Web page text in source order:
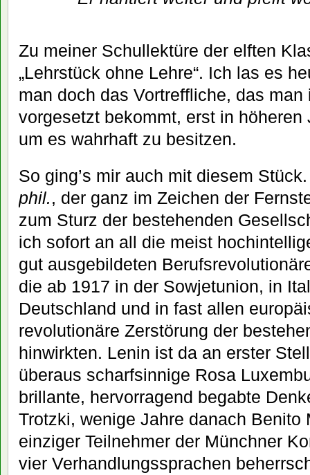
Zu meiner Schullektüre der elften
„Lehrstück ohne Lehre“. Ich las es
man doch das Vortreffliche, das man
vorgesetzt bekommt, erst in höheren
um es wahrhaft zu besitzen.
So ging’s mir auch mit diesem
phil., der ganz im Zeichen der
zum Sturz der bestehenden
ich sofort an all die meist
gut ausgebildeten
die ab 1917 in der Sowjetunion, in
Deutschland und in fast allen
revolutionäre Zerstörung der
hinwirkten. Lenin ist da an erster
überaus scharfsinnige Rosa
brillante, hervorragend begabte
Trotzki, wenige Jahre danach Benito
einziger Teilnehmer der Münchner
vier Verhandlungssprachen